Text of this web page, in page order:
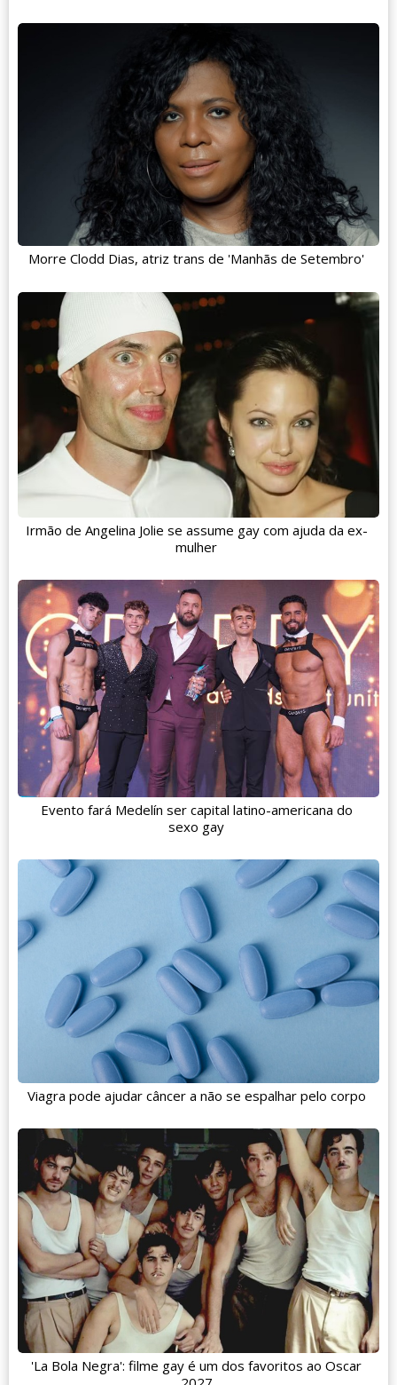
Morre Clodd Dias, atriz trans de 'Manhãs de Setembro'
Irmão de Angelina Jolie se assume gay com ajuda da ex-
mulher
Evento fará Medelín ser capital latino-americana do
sexo gay
Viagra pode ajudar câncer a não se espalhar pelo corpo
'La Bola Negra': filme gay é um dos favoritos ao Oscar